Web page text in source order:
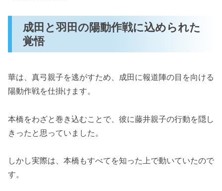
成田と羽田の陽動作戦に込められた
覚悟
華は、真弓親子を逃がすため、成田に報道陣の目を向ける
陽動作戦を仕掛けます。
本橋をわざと巻き込むことで、彼に藤井親子の行動を隠し
きったと思っていました。
しかし実際は、本橋もすべてを知った上で動いていたので
す。